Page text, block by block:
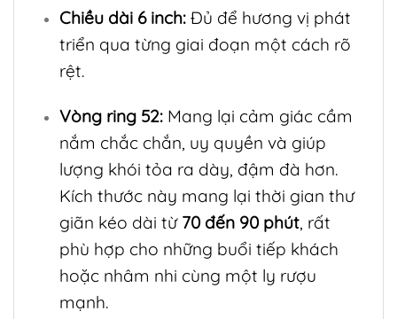
Chiều dài 6 inch:Đủ để hương vị phát
triển qua từng giai đoạn một cách rõ
rệt.
Vòng ring 52:Mang lại cảm giác cầm
nắm chắc chắn, uy quyền và giúp
lượng khói tỏa ra dày, đậm đà hơn.
Kích thước này mang lại thời gian thư
giãn kéo dài từ 70 đến 90 phút, rất
phù hợp cho những buổi tiếp khách
hoặc nhâm nhi cùng một ly rượu
mạnh.